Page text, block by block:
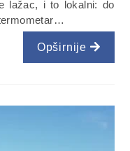
lažac, i to lokalni: do
Opširnije